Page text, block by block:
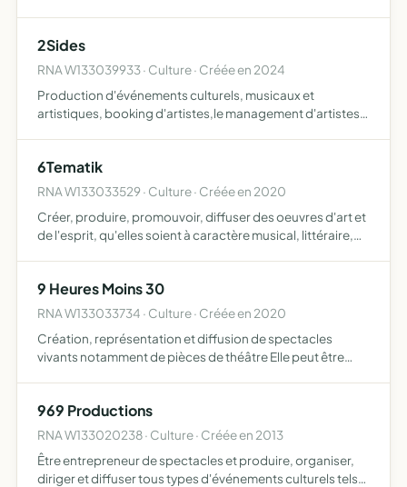
2Sides
RNA W133039933 · Culture · Créée en 2024
Production d'événements culturels, musicaux et
artistiques, booking d'artistes,le management d'artistes,
…
6Tematik
RNA W133033529 · Culture · Créée en 2020
Créer, produire, promouvoir, diffuser des oeuvres d'art et
de l'esprit, qu'elles soient à caractère musical, littéraire,
9 Heures Moins 30
RNA W133033734 · Culture · Créée en 2020
Création, représentation et diffusion de spectacles
vivants notamment de pièces de théâtre Elle peut être
dessi…
969 Productions
RNA W133020238 · Culture · Créée en 2013
Être entrepreneur de spectacles et produire, organiser,
diriger et diffuser tous types d'événements culturels tels